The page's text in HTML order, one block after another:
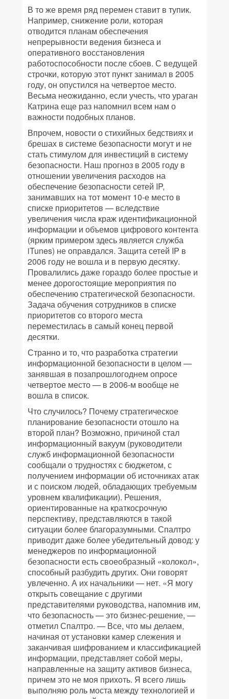
В то же время ряд перемен ставит в тупик.
Например, снижение роли, которая
отводится планам обеспечения
непрерывности ведения бизнеса и
оперативного восстановления
работоспособности после сбоев. С ведущей
строчки, которую этот пункт занимал в 2005
году, он опустился на четвертое место.
Весьма неожиданно, если учесть, что ураган
Катрина еще раз напомнил всем нам о
важности подобных планов.
Впрочем, новости о стихийных бедствиях и
брешах в системе безопасности могут и не
стать стимулом для инвестиций в систему
безопасности. Наш прогноз в 2005 году в
отношении увеличения расходов на
обеспечение безопасности сетей IP,
занимавших на тот момент 10-е место в
списке приоритетов — вследствие
увеличения числа краж идентификационной
информации и объемов цифрового контента
(ярким примером здесь является служба
iTunes) не оправдался. Защита сетей IP в
2006 году не вошла и в первую десятку.
Провалились даже гораздо более простые и
менее дорогостоящие мероприятия по
обеспечению стратегической безопасности.
Задача обучения сотрудников в списке
приоритетов со второго места
переместилась в самый конец первой
десятки.
Странно и то, что разработка стратегии
информационной безопасности в целом —
занявшая в позапрошлогоднем опросе
четвертое место — в 2006-м вообще не
вошла в список.
Что случилось? Почему стратегическое
планирование безопасности отошло на
второй план? Возможно, причиной стал
информационный вакуум (руководители
служб информационной безопасности
сообщали о трудностях с бюджетом, с
получением информации об источниках атак
и с поиском людей, обладающих требуемым
уровнем квалификации). Решения,
ориентированные на краткосрочную
перспективу, представляются в такой
ситуации более благоразумными. Спалтро
приводит даже более убедительный довод: у
менеджеров по информационной
безопасности есть своеобразный «колокол»,
способный разбудить других. Они говорят
увлеченно. А их начальники — нет. «Я могу
открыть совещание с другими
представителями руководства, напомнив им,
что безопасность — это бизнес-решение, —
отметил Спалтро. — Все, что мы делаем,
начиная от установки камер слежения и
заканчивая шифрованием и классификацией
информации, представляет собой меры,
направленные на защиту активов бизнеса,
причем это не моя прихоть. Я всего лишь
выполняю роль моста между технологией и